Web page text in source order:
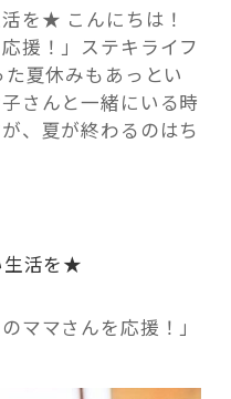
リノベ事例
み替え相談
を★ こんにちは！
援！」ステキライフ
夏休みもあっとい
さんと一緒にいる時
、夏が終わるのはち
生活を★
ママさんを応援！」